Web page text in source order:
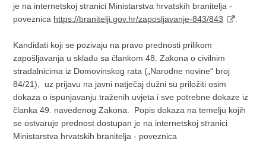
je na internetskoj stranici Ministarstva hrvatskih branitelja -
poveznica https://branitelji.gov.hr/zaposljavanje-843/843
Kandidati koji se pozivaju na pravo prednosti prilikom
zapošljavanja u skladu sa člankom 48. Zakona o civilnim
stradalnicima iz Domovinskog rata („Narodne novine“ broj
84/21), uz prijavu na javni natječaj dužni su priložiti osim
dokaza o ispunjavanju traženih uvjeta i sve potrebne dokaze iz
članka 49. navedenog Zakona. Popis dokaza na temelju kojih
se ostvaruje prednost dostupan je na internetskoj stranici
Ministarstva hrvatskih branitelja - poveznica